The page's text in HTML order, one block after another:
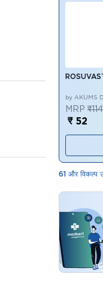
by AKUMS
LIMITED
MRP
₹ 52
61 और विकल्प